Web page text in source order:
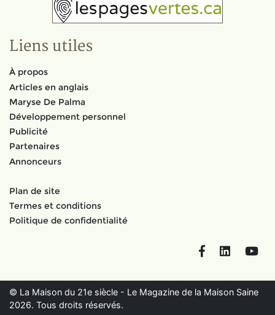
Liens utiles
À propos
Articles en anglais
Maryse De Palma
Développement personnel
Publicité
Partenaires
Annonceurs
Plan de site
Termes et conditions
Politique de confidentialité
FacebookLinkedIn
© La Maison du 21e siècle - Le Magazine de la Maison Saine
2026. Tous droits réservés.